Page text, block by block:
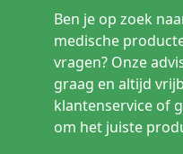
Ben je op zoek
medische
vragen? Onze
graag en altijd
klantenservice of
om het juiste